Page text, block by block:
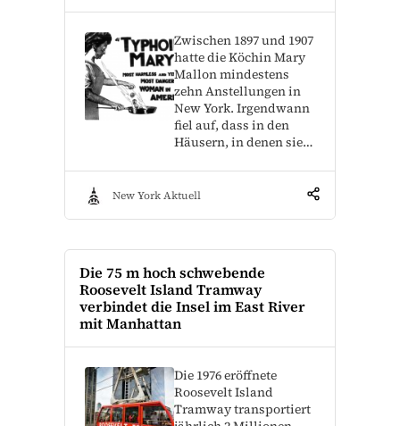
Zwischen 1897 und 1907
hatte die Köchin Mary
Mallon mindestens
zehn Anstellungen in
New York. Irgendwann
fiel auf, dass in den
Häusern, in denen sie…
New York Aktuell
Die 75 m hoch schwebende
Roosevelt Island Tramway
verbindet die Insel im East River
mit Manhattan
Die 1976 eröffnete
Roosevelt Island
Tramway transportiert